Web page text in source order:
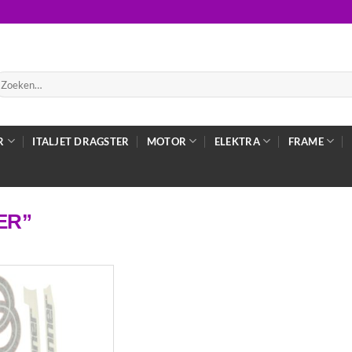
ITALJET DRAGSTER MOTOR ELEKTRA FRAME